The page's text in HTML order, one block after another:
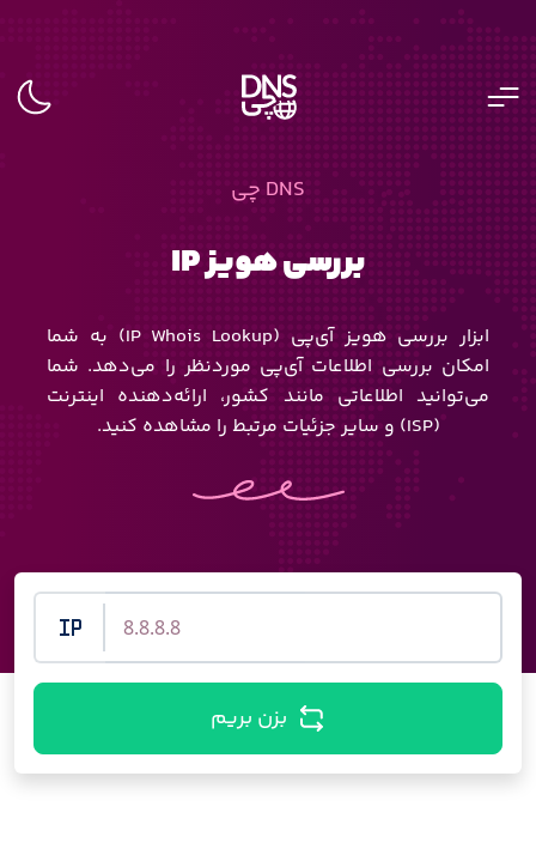
DNS چی
بررسی هویز IP
ابزار بررسی هویز آی‌پی (IP Whois Lookup) به شما
امکان بررسی اطلاعات آی‌پی موردنظر را می‌دهد. شما
می‌توانید اطلاعاتی مانند کشور، ارائه‌دهنده اینترنت
(ISP) و سایر جزئیات مرتبط را مشاهده کنید.
بزن بریم